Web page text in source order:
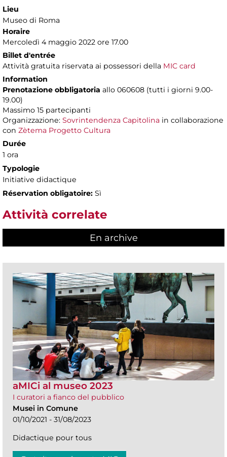
Lieu
Museo di Roma
Horaire
Mercoledì 4 maggio 2022 ore 17.00
Billet d'entrée
Attività gratuita riservata ai possessori della MIC card
Information
Prenotazione obbligatoria allo 060608 (tutti i giorni 9.00-
19.00)
Massimo 15 partecipanti
Organizzazione: Sovrintendenza Capitolina in collaborazione
con Zètema Progetto Cultura
Durée
1 ora
Typologie
Initiative didactique
Réservation obligatoire: Sì
Attività correlate
En archive
aMICi al museo 2023
I curatori a fianco del pubblico
Musei in Comune
01/10/2021 - 31/08/2023
Didactique pour tous